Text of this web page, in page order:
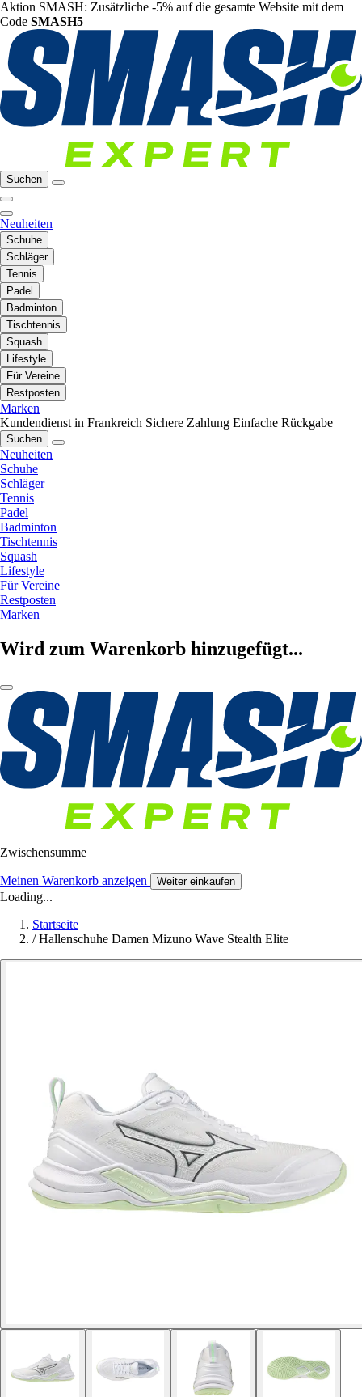
Aktion SMASH: Zusätzliche -5% auf die gesamte Website mit dem
Code SMASH5
Suchen
Neuheiten
Schuhe
Schläger
Tennis
Padel
Badminton
Tischtennis
Squash
Lifestyle
Für Vereine
Restposten
Marken
Kundendienst in Frankreich Sichere Zahlung Einfache Rückgabe
Suchen
Neuheiten
Schuhe
Schläger
Tennis
Padel
Badminton
Tischtennis
Squash
Lifestyle
Für Vereine
Restposten
Marken
Wird zum Warenkorb hinzugefügt...
Zwischensumme
Meinen Warenkorb anzeigen Weiter einkaufen
Loading...
Startseite
/ Hallenschuhe Damen Mizuno Wave Stealth Elite